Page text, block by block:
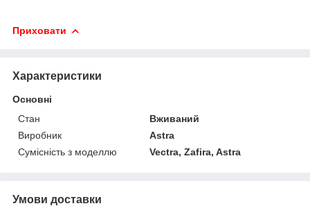
Приховати
Характеристики
Основні
Стан
Вживаний
Виробник
Astra
Сумісність з моделлю
Vectra, Zafira, Astra
Умови доставки